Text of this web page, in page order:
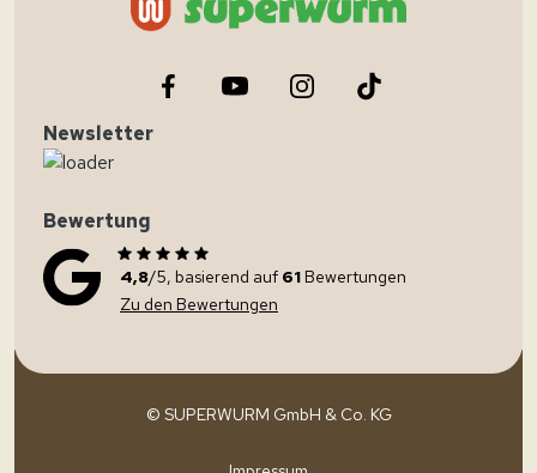
Newsletter
Bewertung
4,8/5, basierend auf 61 Bewertungen
Zu den Bewertungen
© SUPERWURM GmbH & Co. KG